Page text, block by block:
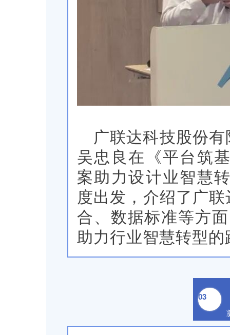
广联达科技股份
吴忠良在《平台筑
案助力设计业智慧
度出发，介绍了广
合、数据标准等方
助力行业智慧转型
03